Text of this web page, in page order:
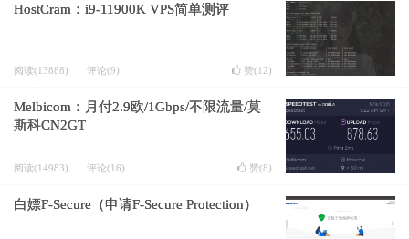
HostCram：i9-11900K VPS简单测评
阅读(13888) 评论(9) 赞(12)
Melbicom：月付2.9欧/1Gbps/不限流量/莫
斯科CN2GT
阅读(14983) 评论(16) 赞(8)
白嫖F-Secure（申请F-Secure Protection）